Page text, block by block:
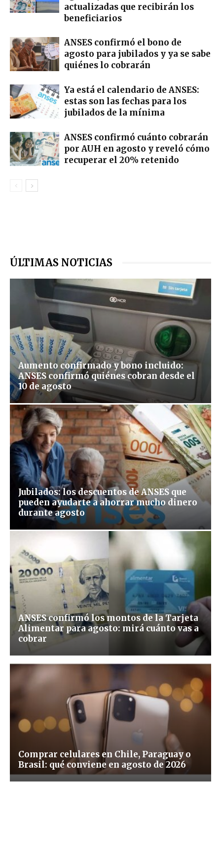
actualizadas que recibirán los
beneficiarios
ANSES confirmó el bono de
agosto para jubilados y ya se sabe
quiénes lo cobrarán
Ya está el calendario de ANSES:
estas son las fechas para los
jubilados de la mínima
ANSES confirmó cuánto cobrarán
por AUH en agosto y reveló cómo
recuperar el 20% retenido
ÚLTIMAS NOTICIAS
Aumento confirmado y bono incluido:
ANSES confirmó quiénes cobran desde el
10 de agosto
Jubilados: los descuentos de ANSES que
pueden ayudarte a ahorrar mucho dinero
durante agosto
ANSES confirmó los montos de la Tarjeta
Alimentar para agosto: mirá cuánto vas a
cobrar
Comprar celulares en Chile, Paraguay o
Brasil: qué conviene en agosto de 2026